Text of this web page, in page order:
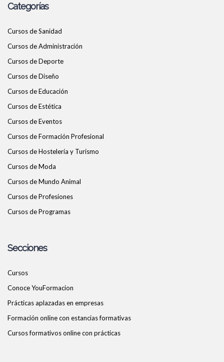
Categorías
Cursos de Sanidad
Cursos de Administración
Cursos de Deporte
Cursos de Diseño
Cursos de Educación
Cursos de Estética
Cursos de Eventos
Cursos de Formación Profesional
Cursos de Hostelería y Turismo
Cursos de Moda
Cursos de Mundo Animal
Cursos de Profesiones
Cursos de Programas
Secciones
Cursos
Conoce YouFormacion
Prácticas aplazadas en empresas
Formación online con estancias formativas
Cursos formativos online con prácticas